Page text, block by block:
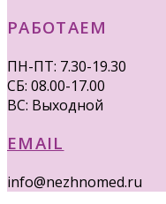
РАБОТАЕМ
ПН-ПТ: 7.30-19.30
СБ: 08.00-17.00
ВС: Выходной
EMAIL
info@nezhnomed.ru